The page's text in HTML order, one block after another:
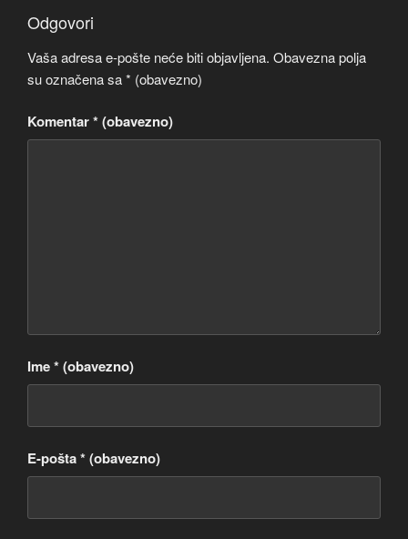
Odgovori
Vaša adresa e-pošte neće biti objavljena. Obavezna polja
su označena sa* (obavezno)
Komentar* (obavezno)
Ime* (obavezno)
E-pošta* (obavezno)